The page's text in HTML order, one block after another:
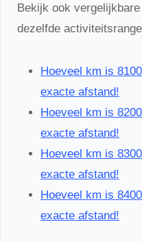
Bekijk ook
dezelfde
Hoeveel km is
exacte afstand!
Hoeveel km is
exacte afstand!
Hoeveel km is
exacte afstand!
Hoeveel km is
exacte afstand!